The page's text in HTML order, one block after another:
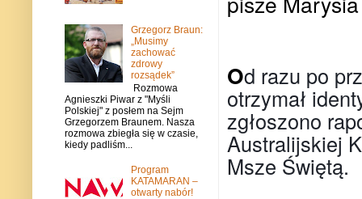
Od razu po
otrzymał
zgłoszono
Australijskiej
Msze Świętą.
Grzegorz Braun:
„Musimy
zachować
zdrowy
rozsądek”
Rozmowa
Agnieszki Piwar z "Myśli
Polskiej" z posłem na Sejm
Grzegorzem Braunem. Nasza
rozmowa zbiegła się w czasie,
kiedy padliśm...
Program
KATAMARAN –
otwarty nabór!